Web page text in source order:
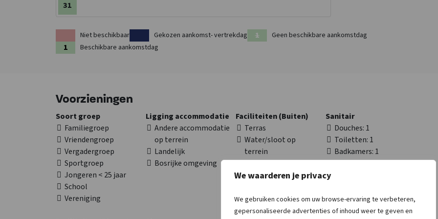
We waarderen je privacy
We gebruiken cookies om uw browse-ervaring te verbeteren,
gepersonaliseerde advertenties of inhoud weer te geven en
31
Niet beschikbaar Gekozen aankomst- vertrekdag
Geen beschikbare aankomstdag
Beschikbare aankomstdag
Voorzieningen
Ligging accommodatie
Andere accommodatie
op terrein
Landelijk
Bosrijke omgeving
Faciliteiten (Buiten)
Terras
Water/sloot op
terrein
Barbecueën
toegestaan
Sanitair
Douches: 1
Toiletten: 1
Badkamers: 1
Soort groep
Familiegroep
Vriendengroep
Vergadergroep
Sportgroep
Jongeren < 25 jaar
School
Vereniging